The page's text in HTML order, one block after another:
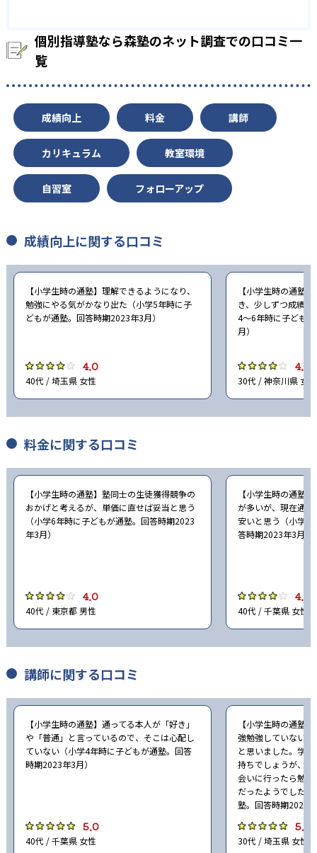
個別指導塾なら森塾のネット調査での口コミ一
覧
成績向上 料金 講師
カリキュラム 教室環境
自習室 フォローアップ
成績向上に関する口コミ
【小学生時の通塾】理解できるようになり、
勉強にやる気がかなり出た（小学5年時に子
どもが通塾。回答時期2023年3月）
4.0
40代 / 埼玉県 女性
【小学生時の通塾
き、少しずつ成績
4〜6年時に子ども
月）
4.0
30代 / 神奈川県 女性
料金に関する口コミ
【小学生時の通塾】塾同士の生徒獲得競争の
おかげと考えるが、単価に直せば妥当と思う
（小学6年時に子どもが通塾。回答時期2023
年3月）
4.0
40代 / 東京都 男性
【小学生時の通塾
が多いが、現在通
安いと思う（小学6
答時期2023年3月）
4.0
40代 / 千葉県 女性
講師に関する口コミ
【小学生時の通塾】通ってる本人が「好き」
や「普通」と言っているので、そこは心配し
ていない（小学4年時に子どもが通塾。回答
時期2023年3月）
5.0
40代 / 千葉県 女性
【小学生時の通塾
強勉強していない
と思いました。学
持ちでしょうが、
会いに行ったら勉
だったようでした
塾。回答時期2023
5.0
30代 / 埼玉県 女性